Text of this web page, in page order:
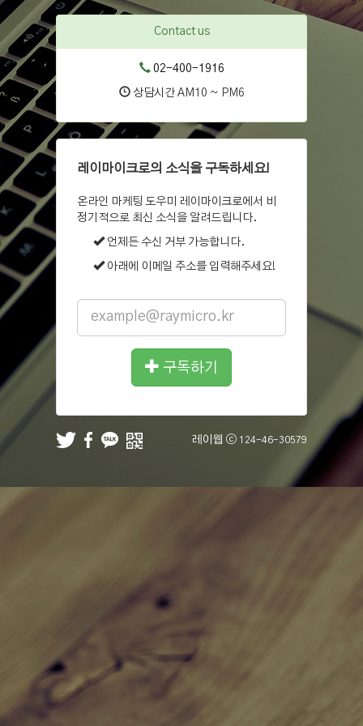
Contact us
02-400-1916
상담시간 AM10 ~ PM6
레이마이크로의 소식을 구독하세요!
온라인 마케팅 도우미 레이마이크로에서 비
정기적으로 최신 소식을 알려드립니다.
언제든 수신 거부 가능합니다.
아래에 이메일 주소를 입력해주세요!
address
구독하기
레이웹 ⓒ 124-46-30579